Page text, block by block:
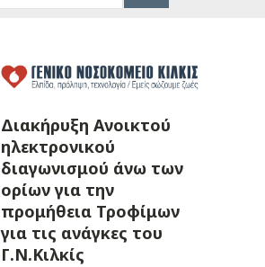
Διακήρυξη Ανοικτού
ηλεκτρονικού
διαγωνισμού άνω των
ορίων για την
προμήθεια Τροφίμων
για τις ανάγκες του
Γ.Ν.Κιλκίς